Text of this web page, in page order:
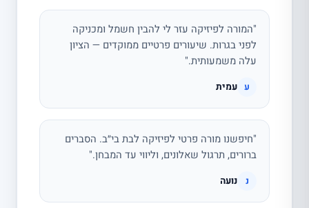
"המורה לפיזיקה עזר לי להבין חשמל ומכניקה
לפני בגרות. שיעורים פרטיים ממוקדים — הציון
עלה משמעותית."
ע עמית
"חיפשנו מורה פרטי לפיזיקה לבת בי״ב. הסברים
ברורים, תרגול שאלונים, וליווי עד המבחן."
נ נועה